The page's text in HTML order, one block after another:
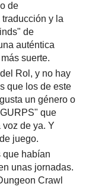
de
y la
de
auténtica
suerte.
Rol, y no hay
que los de este
un género o
que
voz de ya. Y
juego.
que habían
unas jornadas.
Crawl